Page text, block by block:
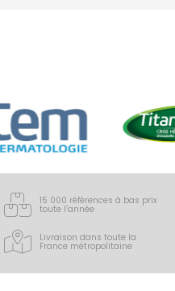
15 000 références à bas prix
toute l’année
Livraison dans toute la
France métropolitaine